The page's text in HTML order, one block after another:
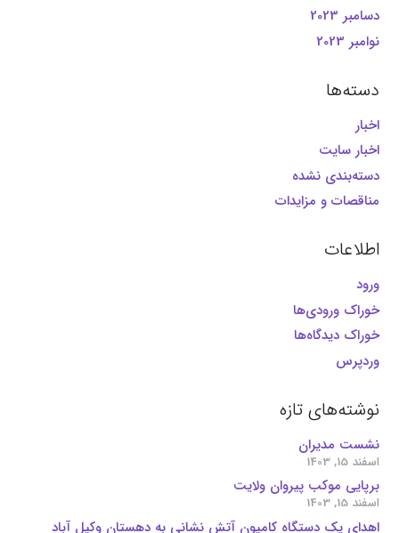
دسامبر 2023
نوامبر 2023
دسته‌ها
اخبار
اخبار سایت
دسته‌بندی نشده
مناقصات و مزایدات
اطلاعات
ورود
خوراک ورودی‌ها
خوراک دیدگاه‌ها
وردپرس
نوشته‌های تازه
نشست مدیران
اسفند 15, 1403
برپایی موکب پیروان ولایت
اسفند 15, 1403
اهدای یک دستگاه کامیون آتش نشانی به دهستان وکیل آباد